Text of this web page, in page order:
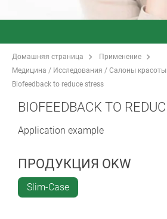
Домашняя страница
Применение
Медицина / Исследования / Салоны красоты
Biofeedback to reduce stress
BIOFEEDBACK TO
Application example
ПРОДУКЦИЯ OKW
Slim-Case